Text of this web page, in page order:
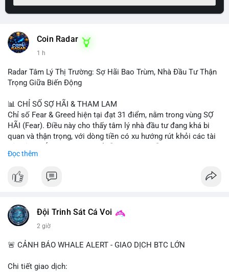
Coin Radar
1 h
Radar Tâm Lý Thị Trường: Sợ Hãi Bao Trùm, Nhà Đầu Tư Thận
Trọng Giữa Biến Động
📊 CHỈ SỐ SỢ HÃI & THAM LAM
Chỉ số Fear & Greed hiện tại đạt 31 điểm, nằm trong vùng SỢ
HÃI (Fear). Điều này cho thấy tâm lý nhà đầu tư đang khá bi
quan và thận trọng, với dòng tiền có xu hướng rút khỏi các tài
nhưng đây cũng có thể là cơ hội cho những nhà đầu tư dài hạn.
📈 XU HƯỚNG TÌM KIẾM & THẢO LUẬN
World Assets (FWA), Pepe (PEPE) và StonkBroker
(STONKBROKER). Các token meme và mới nổi đang thu hút sự
• Tại Việt Nam, Google Trends cho thấy các chủ đề ngoài
Monterrey) chiếm ưu thế, cho thấy sự quan tâm đến crypto
Đọc thêm
Đội Trinh Sát Cá Voi
2 giờ
🚨 CẢNH BÁO WHALE ALERT - GIAO DỊCH BTC LỚN
Chi tiết giao dịch: